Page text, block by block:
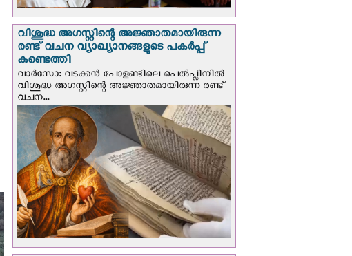
വിശുദ്ധ അഗസ്റ്റിന്റെ അജ്ഞാതമായിരുന്ന
രണ്ട് വചന വ്യാഖ്യാനങ്ങളുടെ പകര്‍പ്പ്
കണ്ടെത്തി
വാര്‍സോ: വടക്കൻ പോളണ്ടിലെ പെൽപ്ലിനില്‍
വിശുദ്ധ അഗസ്റ്റിന്റെ അജ്ഞാതമായിരുന്ന രണ്ട്
വചന...